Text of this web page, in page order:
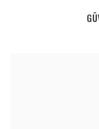
Ürün resmi